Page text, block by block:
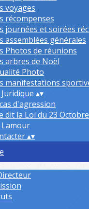
voyages
récompenses
journées et soirées
assemblées générales
Photos de réunions
arbres de Noël
Photo
manifestations
▴▾
d'agression
dit la Loi du 23
Lamour
▴▾